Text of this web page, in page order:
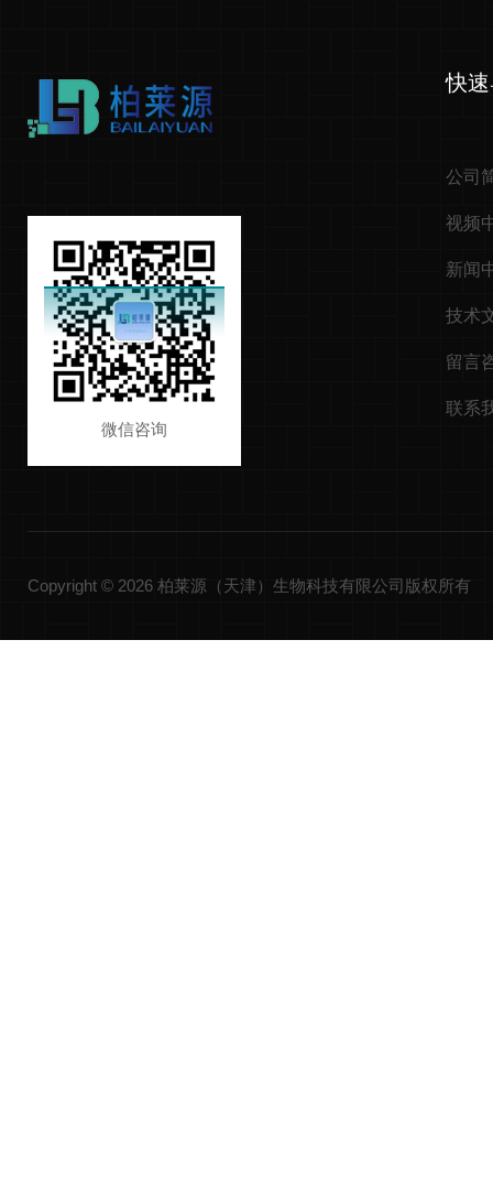
微信咨询
快
公司
视频
新闻
技术
留言
联系
Copyright © 2026 柏莱源（天津）生物科技有限公司版权所有